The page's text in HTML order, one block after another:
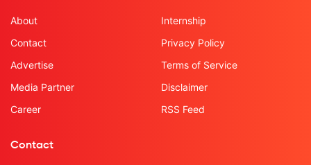
About
Contact
Advertise
Media Partner
Career
Internship
Privacy Policy
Terms of Service
Disclaimer
RSS Feed
Contact